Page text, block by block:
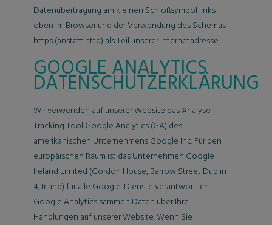
Datenübertragung am kleinen Schloßsymbol links
oben im Browser und der Verwendung des Schemas
https (anstatt http) als Teil unserer Internetadresse.
GOOGLE ANALYTICS
DATENSCHUTZERKLÄRUNG
Wir verwenden auf unserer Website das Analyse-
Tracking Tool Google Analytics (GA) des
amerikanischen Unternehmens Google Inc. Für den
europäischen Raum ist das Unternehmen Google
Ireland Limited (Gordon House, Barrow Street Dublin
4, Irland) für alle Google-Dienste verantwortlich.
Google Analytics sammelt Daten über Ihre
Handlungen auf unserer Website. Wenn Sie